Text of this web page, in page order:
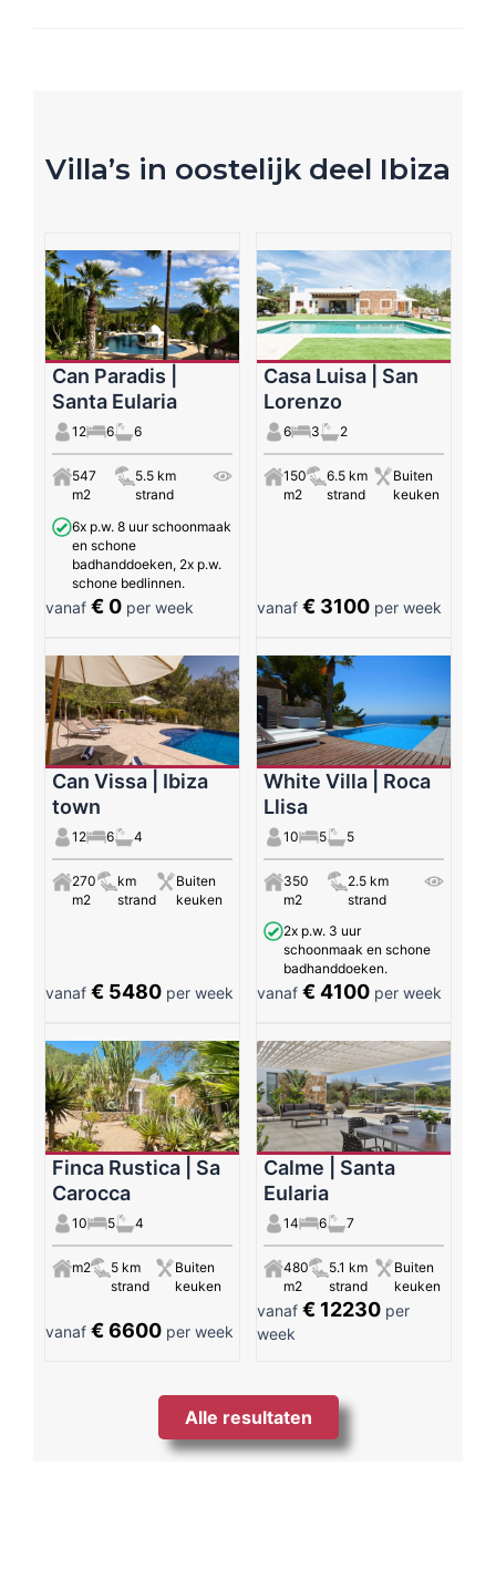
Villa’s in oostelijk deel Ibiza
Can Paradis |
Santa Eularia
12 6 6
547
m2
5.5 km
strand
6x p.w. 8 uur schoonmaak
en schone
badhanddoeken, 2x p.w.
schone bedlinnen.
vanaf € 0 per week
Casa Luisa | San
Lorenzo
6 3 2
150
m2
6.5 km
strand
Buiten
keuken
vanaf€ 3100 per week
Can Vissa | Ibiza
town
12 6 4
270
m2
km
strand
Buiten
keuken
vanaf € 5480 per week
White Villa | Roca
Llisa
10 5 5
350
m2
2.5 km
strand
2x p.w. 3 uur
schoonmaak en schone
badhanddoeken.
vanaf€ 4100 per week
Finca Rustica | Sa
Carocca
10 5 4
m2
5 km
strand
Buiten
keuken
vanaf € 6600 per week
Calme | Santa
Eularia
14 6 7
480
m2
5.1 km
strand
Buiten
keuken
vanaf€ 12230 per
week
Alle resultaten